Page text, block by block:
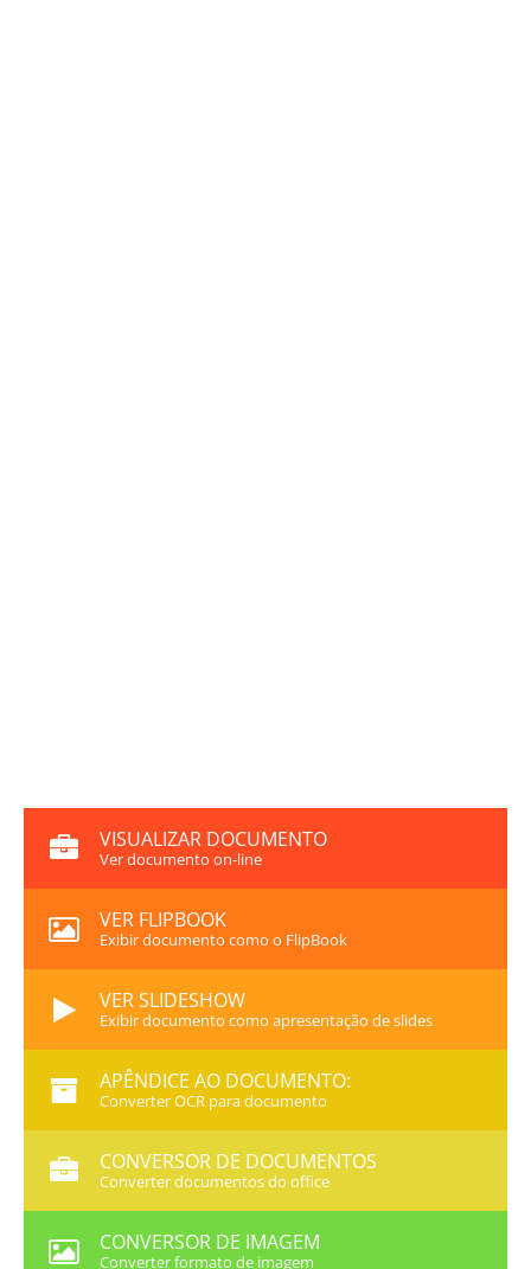
VISUALIZAR DOCUMENTO
Ver documento on-line
VER FLIPBOOK
Exibir documento como o FlipBook
VER SLIDESHOW
Exibir documento como apresentação de slides
APÊNDICE AO DOCUMENTO:
Converter OCR para documento
CONVERSOR DE DOCUMENTOS
Converter documentos do office
CONVERSOR DE IMAGEM
Converter formato de imagem